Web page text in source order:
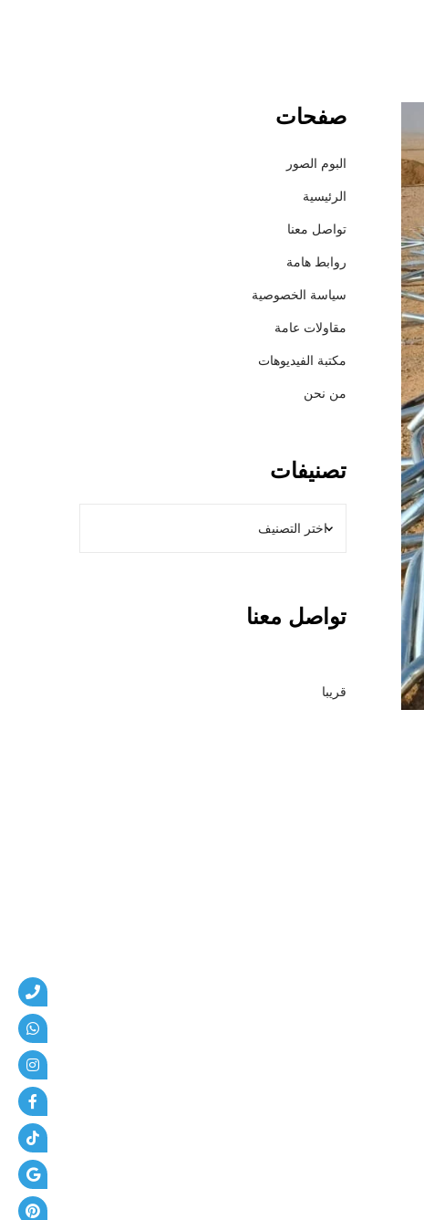
ر
ك
ة
إ
ع
م
ا
ر
ل
ل
م
ق
ا
و
ل
ا
ت
ب
ا
ل
ر
ي
ا
ض
م
ق
صفحات
البوم الصور
الرئيسية
تواصل معنا
روابط هامة
سياسة الخصوصية
مقاولات عامة
مكتبة الفيديوهات
من نحن
تصنيفات
تواصل معنا
قريبا